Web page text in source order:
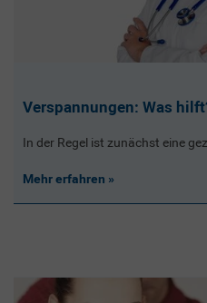
Verspannungen: Was
In der Regel ist zunächst eine
Mehr erfahren